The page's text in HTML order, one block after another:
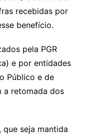
recebidas por
benefício.
pela PGR
e por entidades
Público e de
a retomada dos
que seja mantida